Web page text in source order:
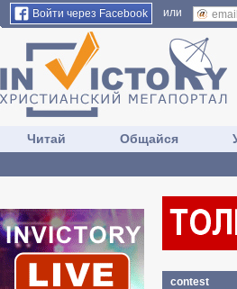
Войти через Facebook или
Читай Общайся
contest